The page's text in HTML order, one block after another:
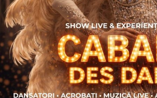
Asociația a fost fondată în
personal dificil, ca răspuns la
contribuție și sens. A crescut
una dintre cele mai mari
antreprenor din România, cu
multe orașe, inclusiv la Cluj-